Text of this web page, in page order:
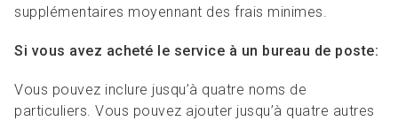
supplémentaires moyennant des frais minimes.
Si vous avez acheté le service à un bureau de poste:
Vous pouvez inclure jusqu’à quatre noms de
particuliers. Vous pouvez ajouter jusqu’à quatre autres